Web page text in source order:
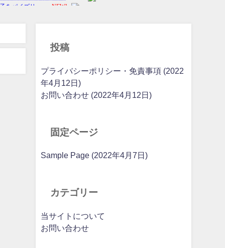
投稿
プライバシーポリシー・免責事項 (2022
年4月12日)
お問い合わせ (2022年4月12日)
固定ページ
Sample Page (2022年4月7日)
カテゴリー
当サイトについて
お問い合わせ